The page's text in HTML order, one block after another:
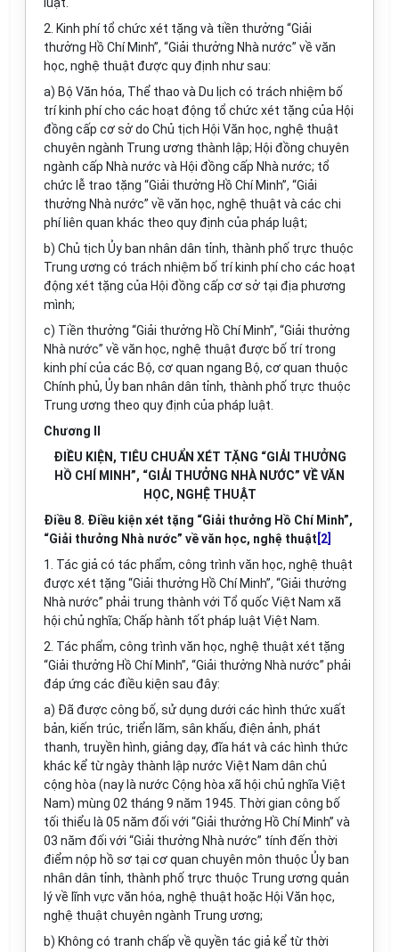
2. Kinh phí tổ chức xét tặng và tiền thưởng “Giải
thưởng Hồ Chí Minh”, “Giải thưởng Nhà nước” về văn
học, nghệ thuật được quy định như sau:
a) Bộ Văn hóa, Thể thao và Du lịch có trách nhiệm bố
trí kinh phí cho các hoạt động tổ chức xét tặng của Hội
đồng cấp cơ sở do Chủ tịch Hội Văn học, nghệ thuật
chuyên ngành Trung ương thành lập; Hội đồng chuyên
ngành cấp Nhà nước và Hội đồng cấp Nhà nước; tổ
chức lễ trao tặng “Giải thưởng Hồ Chí Minh”, “Giải
thưởng Nhà nước” về văn học, nghệ thuật và các chi
phí liên quan khác theo quy định của pháp luật;
b) Chủ tịch Ủy ban nhân dân tỉnh, thành phố trực thuộc
Trung ương có trách nhiệm bố trí kinh phí cho các hoạt
động xét tặng của Hội đồng cấp cơ sở tại địa phương
mình;
c) Tiền thưởng “Giải thưởng Hồ Chí Minh”, “Giải thưởng
Nhà nước” về văn học, nghệ thuật được bố trí trong
kinh phí của các Bộ, cơ quan ngang Bộ, cơ quan thuộc
Chính phủ, Ủy ban nhân dân tỉnh, thành phố trực thuộc
Trung ương theo quy định của pháp luật.
Chương II
ĐIỀU KIỆN, TIÊU CHUẨN XÉT TẶNG “GIẢI THƯỞNG
HỒ CHÍ MINH”, “GIẢI THƯỞNG NHÀ NƯỚC” VỀ VĂN
HỌC, NGHỆ THUẬT
Điều 8. Điều kiện xét tặng “Giải thưởng Hồ Chí Minh”,
“Giải thưởng Nhà nước” về văn học, nghệ thuật [2]
1.
Tác giả có tác phẩm, công trình văn học, nghệ thuật
được xét tặng “Giải thưởng Hồ Chí Minh”, “Giải thưởng
Nhà nước” phải trung thành với Tổ quốc Việt Nam xã
hội chủ nghĩa; Chấp hành tốt pháp luật Việt Nam.
2. Tác phẩm, công trình văn học, nghệ thuật xét tặng
“Giải thưởng Hồ Chí Minh”, “Giải thưởng Nhà nước” phải
đáp ứng các điều kiện sau đây:
a) Đã được công bố, sử dụng dưới các hình thức xuất
bản, kiến trúc, triển lãm, sân khấu, điện ảnh, phát
thanh, truyền hình, giảng dạy, đĩa hát và các hình thức
khác kể từ ngày thành lập nước Việt Nam dân chủ
cộng hòa (nay là nước Cộng hòa xã hội chủ nghĩa Việt
Nam) mùng 02 tháng 9 năm 1945. Thời gian công bố
tối thiểu là 05 năm đối với “Giải thưởng Hồ Chí Minh” và
03 năm đối với “Giải thưởng Nhà nước” tính đến thời
điểm nộp hồ sơ tại cơ quan chuyên môn thuộc Ủy ban
nhân dân tỉnh, thành phố trực thuộc Trung ương quản
lý về lĩnh vực văn hóa, nghệ thuật hoặc Hội Văn học,
nghệ thuật chuyên ngành Trung ương;
b) Không có tranh chấp về quyền tác giả kể từ thời